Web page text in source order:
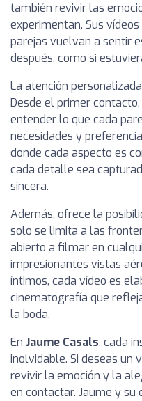
también revivir las
experimentan. Sus
parejas vuelvan a sentir
después, como si
La atención
Desde el primer
entender lo que cada
necesidades y
donde cada aspecto es
cada detalle sea
sincera.
Además, ofrece la
solo se limita a las
abierto a filmar en
impresionantes vistas
íntimos, cada vídeo es
cinematografía que
la boda.
En Jaume Casals, cada
inolvidable. Si deseas un
revivir la emoción y la
en contactar. Jaume y su